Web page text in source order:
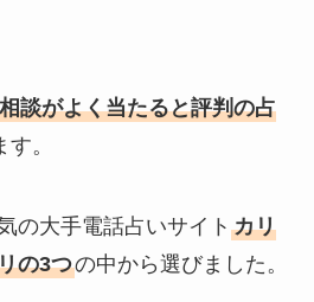
談がよく当たると評判の占
。
の大手電話占いサイト カリ
の3つの中から選びました。